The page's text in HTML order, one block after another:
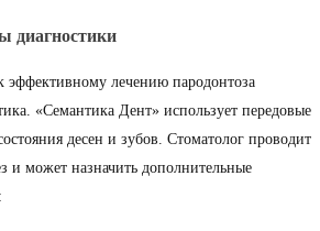
диагностики
лечению пародонтоза
«Семантика Дент» использует передовые
десен и зубов. Стоматолог проводит
и может назначить дополнительные